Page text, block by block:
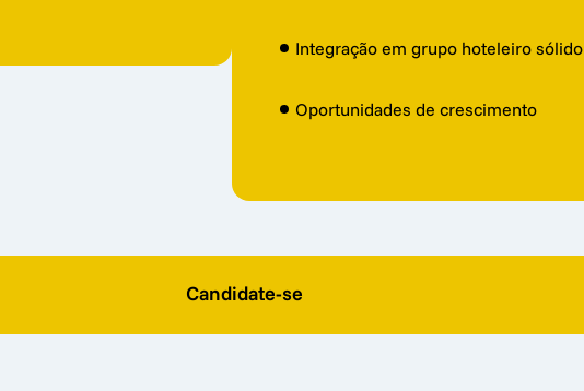
e funcional
Integração em grupo hoteleiro sólido
Oportunidades de crescimento
Candidate-se